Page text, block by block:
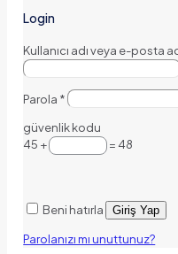
Login
Kullanıcı adı veya e-posta
Parola *
güvenlik kodu
45 +
= 48
Beni hatırla Giriş Yap
Parolanızı mı unuttunuz?